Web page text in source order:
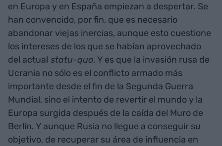
en Europa y en España empiezan a despertar. Se
han convencido, por fin, que es necesario
abandonar viejas inercias, aunque esto cuestione
los intereses de los que se habían aprovechado
del actual statu-quo. Y es que la invasión rusa de
Ucrania no sólo es el conflicto armado más
importante desde el fin de la Segunda Guerra
Mundial, sino el intento de revertir el mundo y la
Europa surgida después de la caída del Muro de
Berlín. Y aunque Rusia no llegue a conseguir su
objetivo, de recuperar su área de influencia en